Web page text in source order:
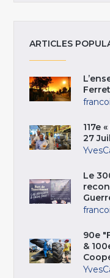
ARTICLES
117e
27
Le
90e
&